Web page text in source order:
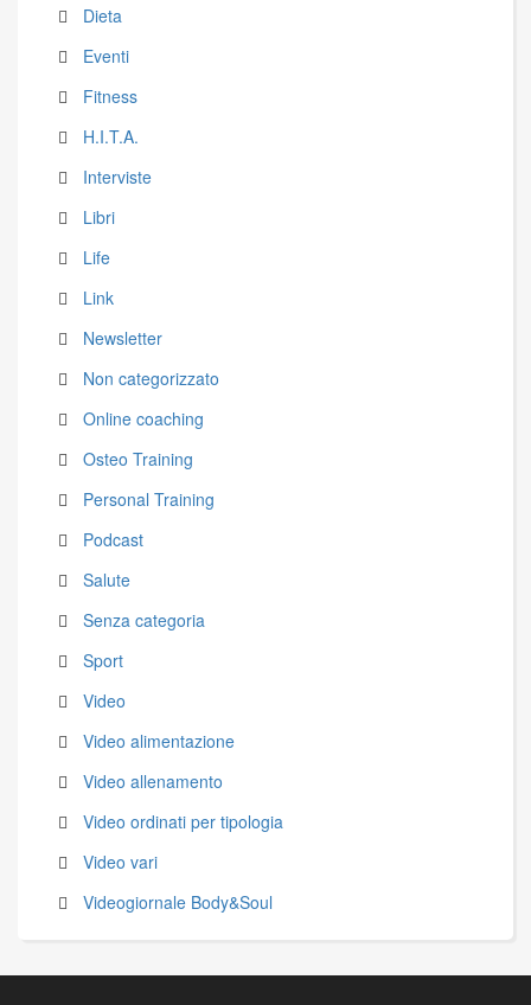
Dieta
Eventi
Fitness
H.I.T.A.
Interviste
Libri
Life
Link
Newsletter
Non categorizzato
Online coaching
Osteo Training
Personal Training
Podcast
Salute
Senza categoria
Sport
Video
Video alimentazione
Video allenamento
Video ordinati per tipologia
Video vari
Videogiornale Body&Soul